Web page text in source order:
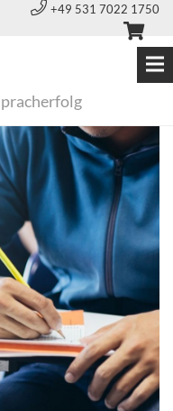
+49 531 7022 1750